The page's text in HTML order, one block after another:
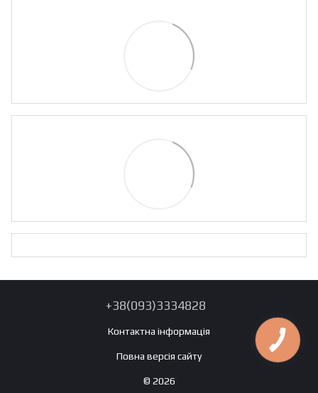
+38(093)3334828
Контактна інформація
Повна версія сайту
© 2026